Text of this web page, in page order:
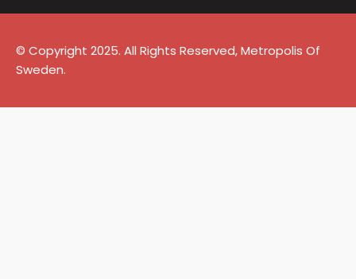
© Copyright 2025. All Rights Reserved, Metropolis Of
Sweden.